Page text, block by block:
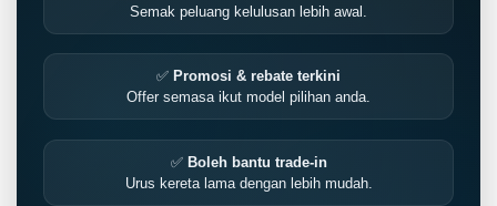
Semak peluang kelulusan lebih awal.
✅ Promosi & rebate terkini
Offer semasa ikut model pilihan anda.
✅ Boleh bantu trade-in
Urus kereta lama dengan lebih mudah.